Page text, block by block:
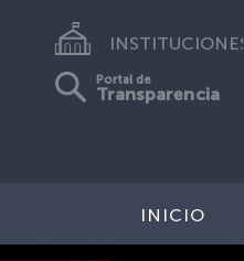
INSTITUCIONES
Portal de
Transparencia
INICIO